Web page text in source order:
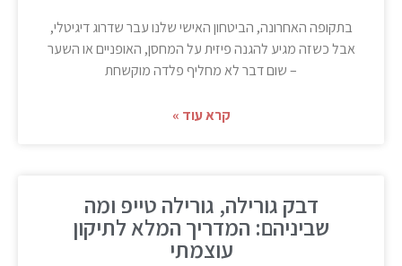
בתקופה האחרונה, הביטחון האישי שלנו עבר שדרוג דיגיטלי,
אבל כשזה מגיע להגנה פיזית על המחסן, האופניים או השער
– שום דבר לא מחליף פלדה מוקשחת
קרא עוד »
דבק גורילה, גורילה טייפ ומה
שביניהם: המדריך המלא לתיקון
עוצמתי